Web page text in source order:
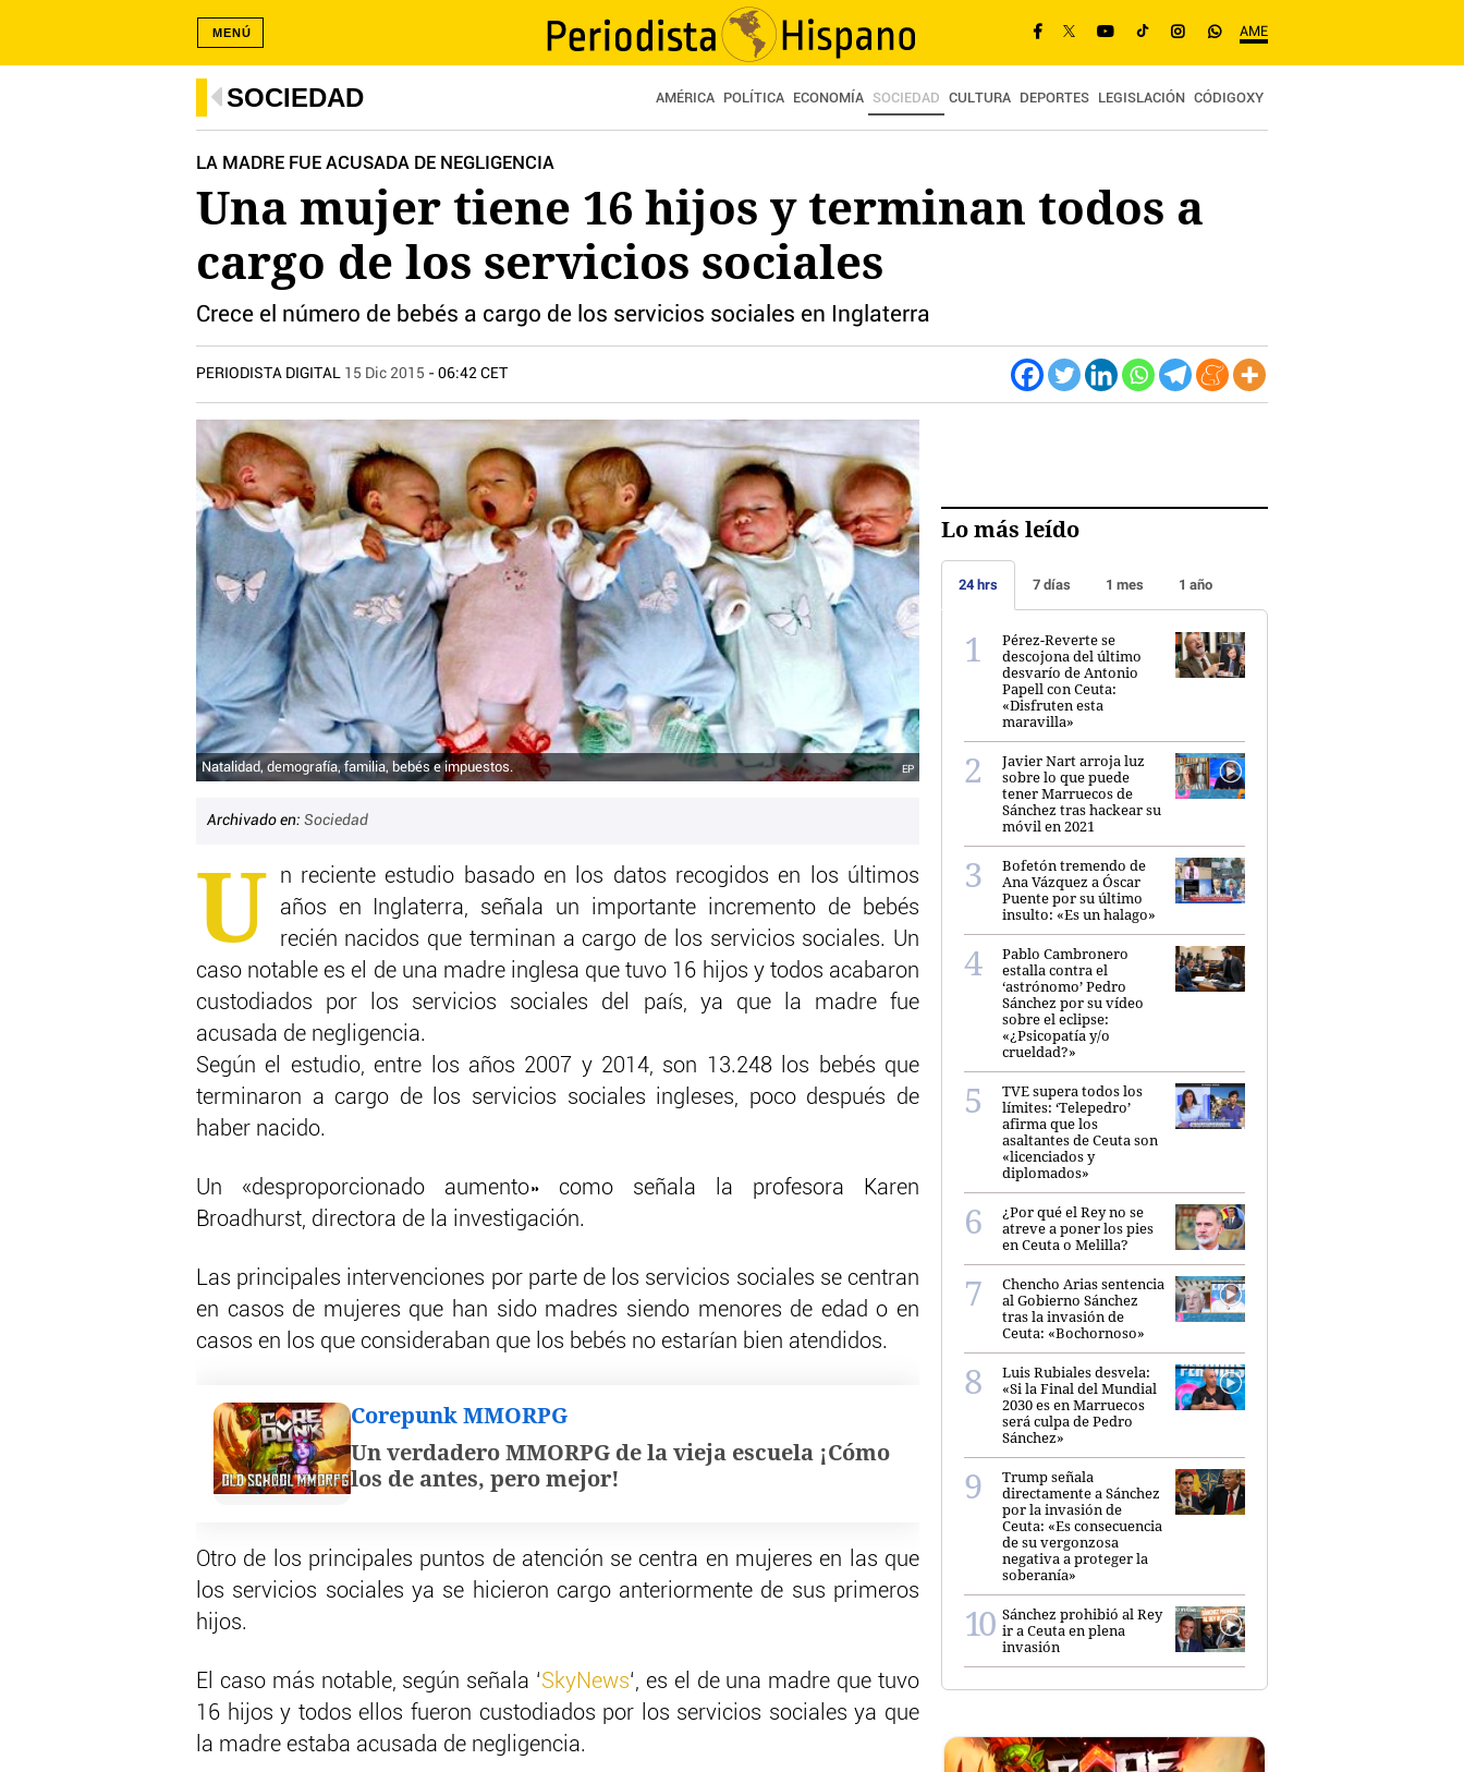
AME
MENÚ
SOCIEDAD AMÉRICA POLÍTICA ECONOMÍA SOCIEDAD CULTURA DEPORTES LEGISLACIÓN CÓDIGOXY
LA MADRE FUE ACUSADA DE NEGLIGENCIA
Una mujer tiene 16 hijos y terminan todos a
cargo de los servicios sociales
Crece el número de bebés a cargo de los servicios sociales en Inglaterra
PERIODISTA DIGITAL 15 Dic 2015 - 06:42 CET
Natalidad, demografía, familia, bebés e impuestos. EP
Archivado en: Sociedad
U
n reciente estudio basado en los datos recogidos en los últimos
años en Inglaterra, señala un importante incremento de bebés
recién nacidos que terminan a cargo de los servicios sociales. Un
caso notable es el de una madre inglesa que tuvo 16 hijos y todos acabaron
custodiados por los servicios sociales del país, ya que la madre fue
acusada de negligencia.
Según el estudio, entre los años 2007 y 2014, son 13.248 los bebés que
terminaron a cargo de los servicios sociales ingleses, poco después de
haber nacido.
Un «desproporcionado aumento» como señala la profesora Karen
Broadhurst, directora de la investigación.
Las principales intervenciones por parte de los servicios sociales se centran
en casos de mujeres que han sido madres siendo menores de edad o en
casos en los que consideraban que los bebés no estarían bien atendidos.
Corepunk MMORPG
Un verdadero MMORPG de la vieja escuela ¡Cómo
los de antes, pero mejor!
Otro de los principales puntos de atención se centra en mujeres en las que
los servicios sociales ya se hicieron cargo anteriormente de sus primeros
hijos.
El caso más notable, según señala ‘SkyNews‘, es el de una madre que tuvo
16 hijos y todos ellos fueron custodiados por los servicios sociales ya que
la madre estaba acusada de negligencia.
Lo más leído
24 hrs 7 días 1 mes 1 año
Pérez-Reverte se
descojona del último
desvarío de Antonio
Papell con Ceuta:
«Disfruten esta
maravilla»
Javier Nart arroja luz
sobre lo que puede
tener Marruecos de
Sánchez tras hackear su
móvil en 2021
Bofetón tremendo de
Ana Vázquez a Óscar
Puente por su último
insulto: «Es un halago»
Pablo Cambronero
estalla contra el
‘astrónomo’ Pedro
Sánchez por su vídeo
sobre el eclipse:
«¿Psicopatía y/o
crueldad?»
TVE supera todos los
límites: ‘Telepedro’
afirma que los
asaltantes de Ceuta son
«licenciados y
diplomados»
¿Por qué el Rey no se
atreve a poner los pies
en Ceuta o Melilla?
Chencho Arias sentencia
al Gobierno Sánchez
tras la invasión de
Ceuta: «Bochornoso»
Luis Rubiales desvela:
«Si la Final del Mundial
2030 es en Marruecos
será culpa de Pedro
Sánchez»
Trump señala
directamente a Sánchez
por la invasión de
Ceuta: «Es consecuencia
de su vergonzosa
negativa a proteger la
soberanía»
Sánchez prohibió al Rey
ir a Ceuta en plena
invasión